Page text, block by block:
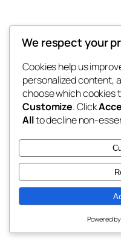
Thunder
你最喜欢的电子游
博客
关于
常见问题
作者
事件
商店
样板
主题
二〇二五
We respect your
Cookies help us
personalized content,
choose which cookies
Customize. Click
Allto decline non-
Powered by